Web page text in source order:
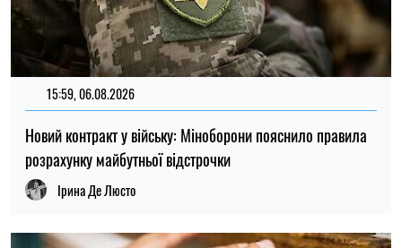
21:31, 05.08.2026
65% пошкоджених енергооб'єктів